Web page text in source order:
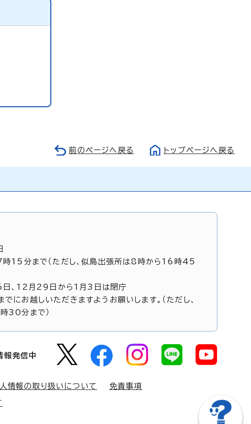
前のページへ戻る トップページへ戻る
15分まで（ただし、似島出張所は8時から16時45
日、12月29日から1月3日は閉庁
にお越しいただきますようお願いします。（ただし、
30分まで）
報発信中
情報の取り扱いについて 免責事項